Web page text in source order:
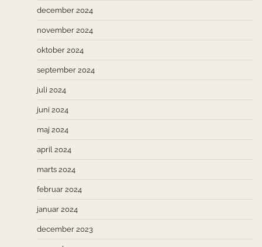
december 2024
november 2024
oktober 2024
september 2024
juli 2024
juni 2024
maj 2024
april 2024
marts 2024
februar 2024
januar 2024
december 2023